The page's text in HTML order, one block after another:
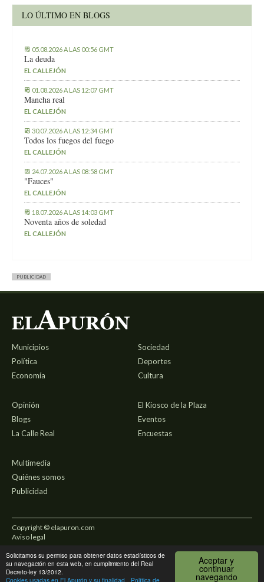
Aceptar y
continuar
navegando
Solicitamos su permiso para obtener datos estadísticos de
su navegación en esta web, en cumplimiento del Real
Decreto-ley 13/2012.
Cookies usadas en El Apurón y su finalidad
Política de
LO ÚLTIMO EN BLOGS
05.08.2026 A LAS 00:56 GMT
La deuda
EL CALLEJÓN
01.08.2026 A LAS 12:07 GMT
Mancha real
EL CALLEJÓN
30.07.2026 A LAS 12:34 GMT
Todos los fuegos del fuego
EL CALLEJÓN
24.07.2026 A LAS 08:58 GMT
"Fauces"
EL CALLEJÓN
18.07.2026 A LAS 14:03 GMT
Noventa años de soledad
EL CALLEJÓN
PUBLICIDAD
Municipios
Política
Economía
Sociedad
Deportes
Cultura
Opinión
Blogs
La Calle Real
El Kiosco de la Plaza
Eventos
Encuestas
Multimedia
Quiénes somos
Publicidad
Copyright © elapuron.com
Aviso legal
Política de privacidad
Uso de cookies